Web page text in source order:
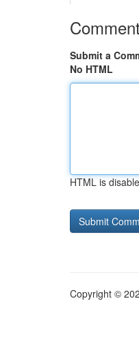
Submit a
No HTML
HTML is
Copyright ©